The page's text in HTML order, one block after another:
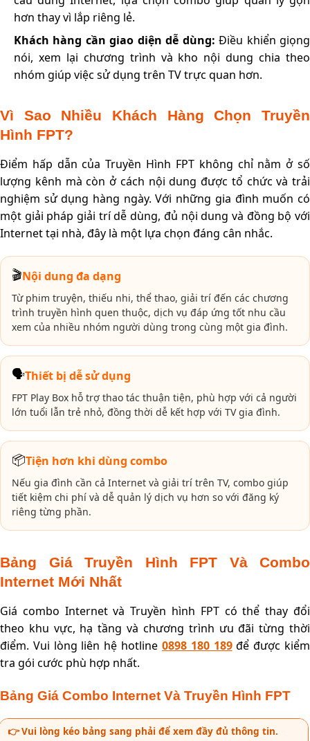
hơn thay vì lắp riêng lẻ.
Khách hàng cần giao diện dễ dùng: Điều khiển giọng
nói, xem lại chương trình và kho nội dung chia theo
nhóm giúp việc sử dụng trên TV trực quan hơn.
Vì Sao Nhiều Khách Hàng Chọn Truyền
Hình FPT?
Điểm hấp dẫn của Truyền Hình FPT không chỉ nằm ở số
lượng kênh mà còn ở cách nội dung được tổ chức và trải
nghiệm sử dụng hàng ngày. Với những gia đình muốn có
một giải pháp giải trí dễ dùng, đủ nội dung và đồng bộ với
Internet tại nhà, đây là một lựa chọn đáng cân nhắc.
🎬Nội dung đa dạng
Từ phim truyện, thiếu nhi, thể thao, giải trí đến các chương
trình truyền hình quen thuộc, dịch vụ đáp ứng tốt nhu cầu
xem của nhiều nhóm người dùng trong cùng một gia đình.
🗣️Thiết bị dễ sử dụng
FPT Play Box hỗ trợ thao tác thuận tiện, phù hợp với cả người
lớn tuổi lẫn trẻ nhỏ, đồng thời dễ kết hợp với TV gia đình.
📦Tiện hơn khi dùng combo
Nếu gia đình cần cả Internet và giải trí trên TV, combo giúp
tiết kiệm chi phí và dễ quản lý dịch vụ hơn so với đăng ký
riêng từng phần.
Bảng Giá Truyền Hình FPT Và Combo
Internet Mới Nhất
Giá combo Internet và Truyền hình FPT có thể thay đổi
theo khu vực, hạ tầng và chương trình ưu đãi từng thời
điểm. Vui lòng liên hệ hotline 0898 180 189để được kiểm
tra gói cước phù hợp nhất.
Bảng Giá Combo Internet Và Truyền Hình FPT
👉 Vui lòng kéo bảng sang phải để xem đầy đủ thông tin.